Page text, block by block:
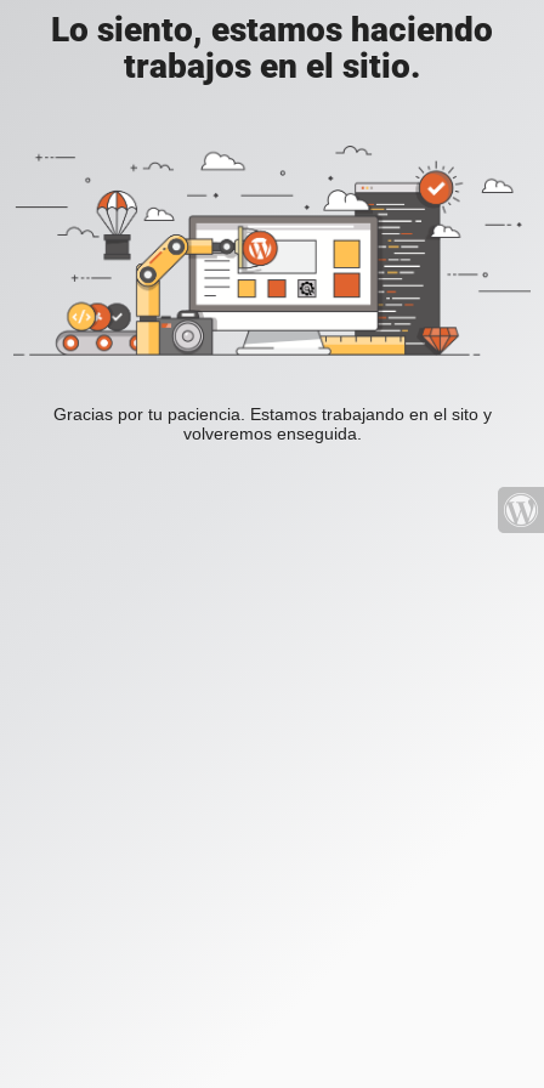
Lo siento, estamos haciendo
trabajos en el sitio.
Gracias por tu paciencia. Estamos trabajando en el sito y
volveremos enseguida.